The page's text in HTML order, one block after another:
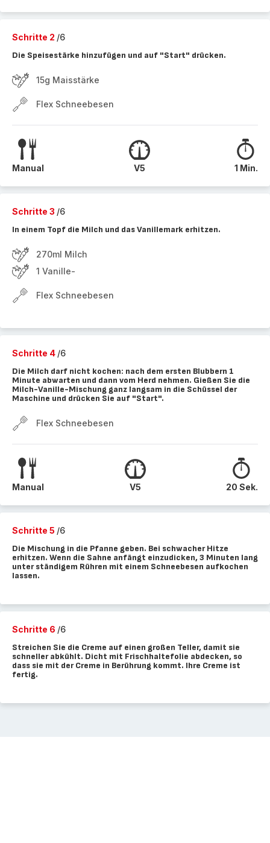
Schritte 2 /6
Die Speisestärke hinzufügen und auf "Start" drücken.
15g Maisstärke
Flex Schneebesen
Manual V5 1 Min.
Schritte 3 /6
In einem Topf die Milch und das Vanillemark erhitzen.
270ml Milch
1 Vanille-
Flex Schneebesen
Schritte 4 /6
Die Milch darf nicht kochen: nach dem ersten Blubbern 1
Minute abwarten und dann vom Herd nehmen. Gießen Sie die
Milch-Vanille-Mischung ganz langsam in die Schüssel der
Maschine und drücken Sie auf "Start".
Flex Schneebesen
Manual V5 20 Sek.
Schritte 5 /6
Die Mischung in die Pfanne geben. Bei schwacher Hitze
erhitzen. Wenn die Sahne anfängt einzudicken, 3 Minuten lang
unter ständigem Rühren mit einem Schneebesen aufkochen
lassen.
Schritte 6 /6
Streichen Sie die Creme auf einen großen Teller, damit sie
schneller abkühlt. Dicht mit Frischhaltefolie abdecken, so
dass sie mit der Creme in Berührung kommt. Ihre Creme ist
fertig.